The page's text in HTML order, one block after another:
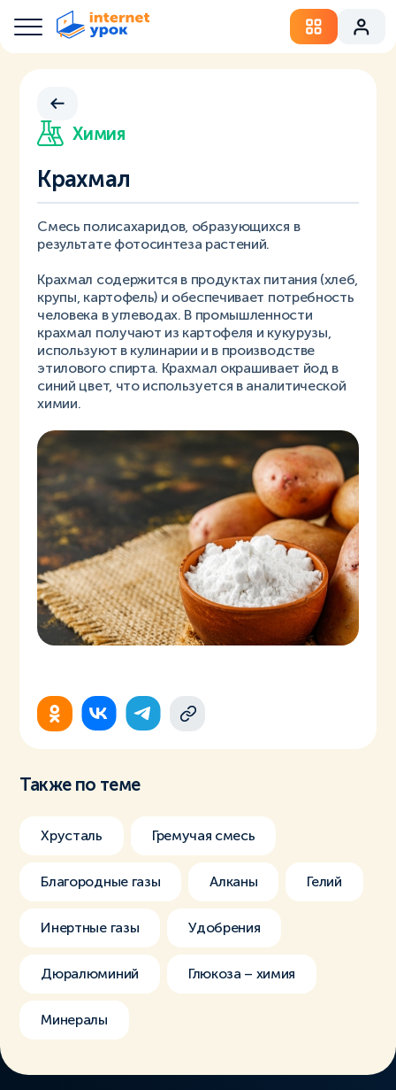
Химия
Крахмал
Смесь полисахаридов, образующихся в
результате фотосинтеза растений.
Крахмал содержится в продуктах питания (хлеб,
крупы, картофель) и обеспечивает потребность
человека в углеводах. В промышленности
крахмал получают из картофеля и кукурузы,
используют в кулинарии и в производстве
этилового спирта. Крахмал окрашивает йод в
синий цвет, что используется в аналитической
химии.
Также по теме
Хрусталь Гремучая смесь
Благородные газы Алканы Гелий
Инертные газы Удобрения
Дюралюминий Глюкоза – химия
Минералы